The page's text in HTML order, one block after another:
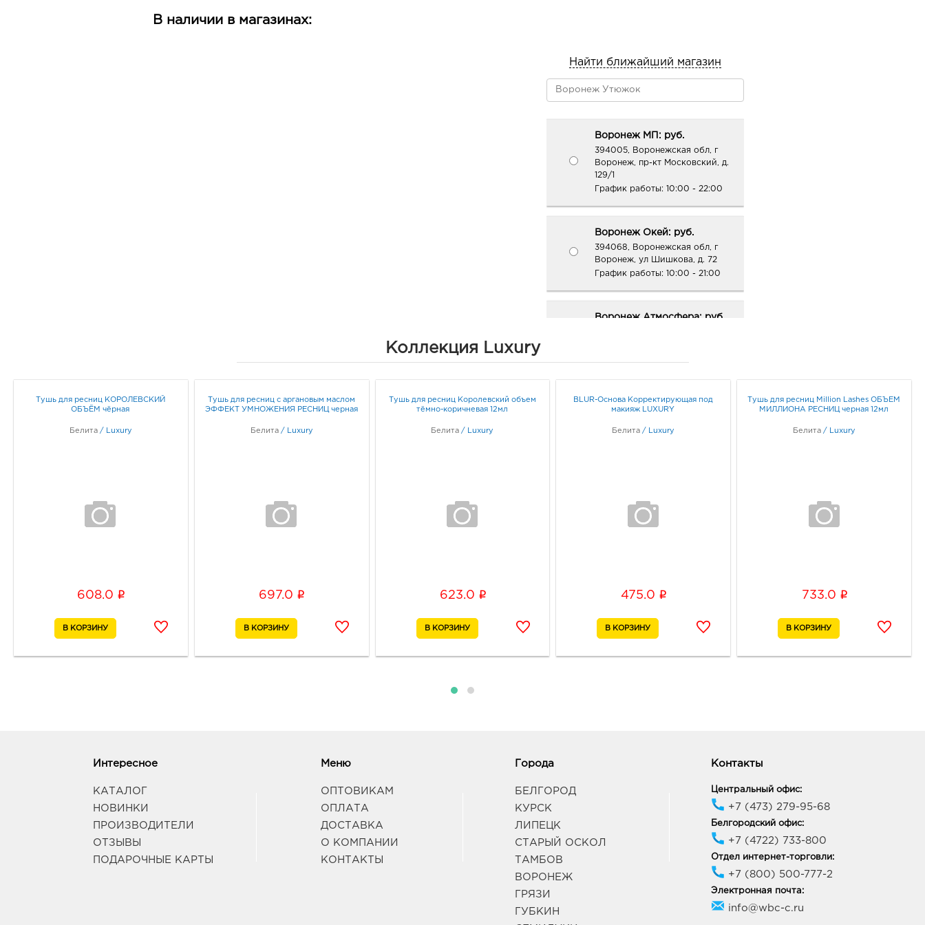
В наличии в магазинах:
Найти ближайший магазин
Воронеж МП: руб.
394005, Воронежская обл, г
Воронеж, пр-кт Московский, д.
129/1
График работы: 10:00 - 22:00
Воронеж Окей: руб.
394068, Воронежская обл, г
Воронеж, ул Шишкова, д. 72
График работы: 10:00 - 21:00
Воронеж Атмосфера: руб.
Воронеж Арена: руб.
394077, Воронежская обл, г
305029, Курская обл, г Курск,
ул Карла Маркса, зд. 59
305029, Курская обл, г Курск,
График работы:
10:00 - 22:00
305004, Курская обл, г Курск,
10:00 - 22:00
Липецк Милолика Радуга:
Липецк, ул Студеновская, д. 184
9:00 - 19:00
Коллекция Luxury
Тушь для ресниц КОРОЛЕВСКИЙ
ОБЪЁМ чёрная
Белита / Luxury
608.0 i
Тушь для ресниц с аргановым маслом
ЭФФЕКТ УМНОЖЕНИЯ РЕСНИЦ черная
Белита / Luxury
697.0 i
Тушь для ресниц Королевский объем
тёмно-коричневая 12мл
Белита / Luxury
623.0 i
BLUR-Основа Корректирующая под
макияж LUXURY
Белита / Luxury
475.0 i
Тушь для ресниц Million Lashes ОБЪЕМ
МИЛЛИОНА РЕСНИЦ черная 12мл
Белита / Luxury
733.0 i
Интересное
КАТАЛОГ
НОВИНКИ
ПРОИЗВОДИТЕЛИ
ОТЗЫВЫ
ПОДАРОЧНЫЕ КАРТЫ
Меню
ОПТОВИКАМ
ОПЛАТА
ДОСТАВКА
О КОМПАНИИ
КОНТАКТЫ
Города
БЕЛГОРОД
КУРСК
ЛИПЕЦК
СТАРЫЙ ОСКОЛ
ТАМБОВ
ВОРОНЕЖ
ГРЯЗИ
ГУБКИН
Контакты
Центральный офис:
+7 (473) 279-95-68
Белгородский офис:
+7 (4722) 733-800
Отдел интернет-торговли:
+7 (800) 500-777-2
Электронная почта:
info@wbc-c.ru